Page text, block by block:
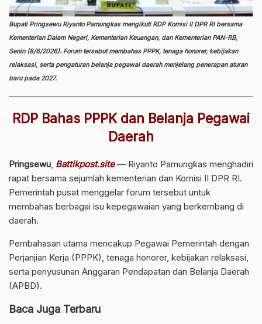
Bupati Pringsewu Riyanto Pamungkas mengikuti RDP Komisi II DPR RI bersama
Kementerian Dalam Negeri, Kementerian Keuangan, dan Kementerian PAN-RB,
Senin (8/6/2026). Forum tersebut membahas PPPK, tenaga honorer, kebijakan
relaksasi, serta pengaturan belanja pegawai daerah menjelang penerapan aturan
baru pada 2027.
RDP Bahas PPPK dan Belanja Pegawai
Daerah
Pringsewu, Battikpost.site— Riyanto Pamungkas menghadiri
rapat bersama sejumlah kementerian dan Komisi II DPR RI.
Pemerintah pusat menggelar forum tersebut untuk
membahas berbagai isu kepegawaian yang berkembang di
daerah.
Pembahasan utama mencakup Pegawai Pemerintah dengan
Perjanjian Kerja (PPPK), tenaga honorer, kebijakan relaksasi,
serta penyusunan Anggaran Pendapatan dan Belanja Daerah
(APBD).
Baca Juga Terbaru